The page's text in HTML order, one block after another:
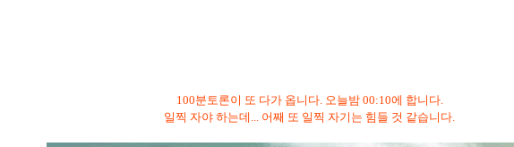
100분토론이 또 다가 옵니다. 오늘밤 00:10에 합니다.
일찍 자야 하는데... 어째 또 일찍 자기는 힘들 것 같습니다.